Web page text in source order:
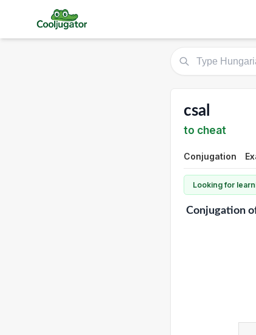
csal
to cheat
Conjugation
Looking for
Conjugation